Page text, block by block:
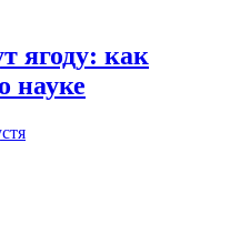
ягоду: как
науке